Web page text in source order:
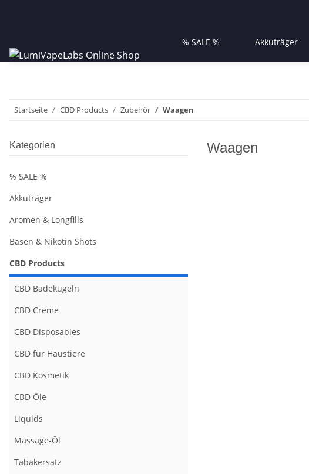
% SALE % Akkuträger
Startseite CBD Products Zubehör Waagen
Waagen
Kategorien
% SALE %
Akkuträger
Aromen & Longfills
Basen & Nikotin Shots
CBD Products
CBD Badekugeln
CBD Creme
CBD Disposables
CBD für Haustiere
CBD Kosmetik
CBD Öle
Liquids
Massage-Öl
Tabakersatz